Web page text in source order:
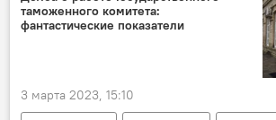
таможенного комитета:
фантастические показатели
3 марта 2023, 15:10